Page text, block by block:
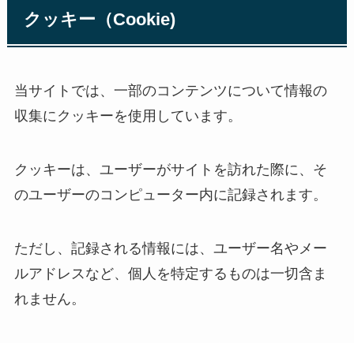
クッキー（Cookie)
当サイトでは、一部のコンテンツについて情報の
収集にクッキーを使用しています。
クッキーは、ユーザーがサイトを訪れた際に、そ
のユーザーのコンピューター内に記録されます。
ただし、記録される情報には、ユーザー名やメー
ルアドレスなど、個人を特定するものは一切含ま
れません。